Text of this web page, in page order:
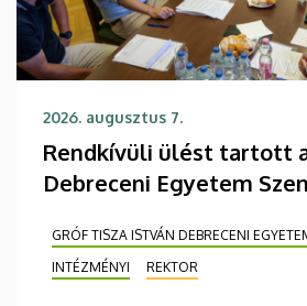
2026. augusztus 7.
Rendkívüli ülést tartott
Debreceni Egyetem
GRÓF TISZA ISTVÁN DEBRECENI
INTÉZMÉNYI
REKTOR